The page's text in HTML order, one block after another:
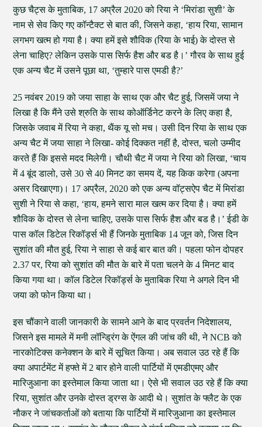
कुछ चैट्स के मुताबिक, 17 अप्रैल 2020 को रिया ने ‘मिरांडा सुशी’ के
नाम से सेव किए गए कॉन्टैक्ट से बात की, जिसने कहा, ‘हाय रिया, सामान
लगभग खत्म हो गया है। क्या हमें इसे शौविक (रिया के भाई) के दोस्त से
लेना चाहिए? लेकिन उसके पास सिर्फ हैश और बड है।’ गौरव के साथ हुई
एक अन्य चैट में उसने पूछा था, ‘तुम्हारे पास एमडी है?’
25 नवंबर 2019 को जया साहा के साथ एक और चैट हुई, जिसमें जया ने
लिखा है कि मैंने उसे श्रुति के साथ कोऑर्डिनेट करने के लिए कहा है,
जिसके जवाब में रिया ने कहा, थैंक यू सो मच। उसी दिन रिया के साथ एक
अन्य चैट में जया साहा ने लिखा- कोई दिक्कत नहीं है, दोस्त, चलो उम्मीद
करते हैं कि इससे मदद मिलेगी। चौथी चैट में जया ने रिया को लिखा, ‘चाय
में 4 बूंद डालो, उसे 30 से 40 मिनट का समय दें, यह किक करेगा (अपना
असर दिखाएगा)। 17 अप्रैल, 2020 को एक अन्य वॉट्सऐप चैट में मिरांडा
सुशी ने रिया से कहा, ‘हाय, हमने सारा माल खत्म कर दिया है। क्या हमें
शौविक के दोस्त से लेना चाहिए, उसके पास सिर्फ हैश और बड है।’ ईडी के
पास कॉल डिटेल रिकॉर्ड्स भी हैं जिनके मुताबिक 14 जून को, जिस दिन
सुशांत की मौत हुई, रिया ने साहा से कई बार बात की। पहला फोन दोपहर
2.37 पर, रिया को सुशांत की मौत के बारे में पता चलने के 4 मिनट बाद
किया गया था। कॉल डिटेल रिकॉर्ड्स के मुताबिक रिया ने अगले दिन भी
जया को फोन किया था।
इस चौंकाने वाली जानकारी के सामने आने के बाद प्रवर्तन निदेशालय,
जिसने इस मामले में मनी लॉन्ड्रिंग के ऐंगल की जांच की थी, ने NCB को
नारकोटिक्स कनेक्शन के बारे में सूचित किया। अब सवाल उठ रहे हैं कि
क्या अपार्टमेंट में हफ्ते में 2 बार होने वाली पार्टियों में एमडीएमए और
मारिजुआना का इस्तेमाल किया जाता था। ऐसे भी सवाल उठ रहे हैं कि क्या
रिया, सुशांत और उनके दोस्त ड्रग्स के आदी थे। सुशांत के फ्लैट के एक
नौकर ने जांचकर्ताओं को बताया कि पार्टियों में मारिजुआना का इस्तेमाल